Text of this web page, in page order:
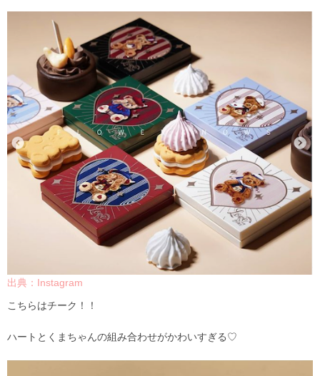
出典：Instagram
こちらはチーク！！
ハートとくまちゃんの組み合わせがかわいすぎる♡